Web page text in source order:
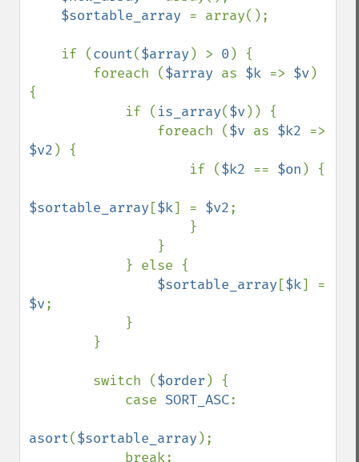
$sortable_array = array();
    if (
count($array ) > 0 ) {
        foreach (
$array as $k => $v)
{
            if (
is_array($v)) {
                foreach (
$v as $k2
$v2 ) {
                    if (
$k2 == $on ) {
$sortable_array [$k] = $v2;
$sortable_array [$k
$v;
        switch (
$order ) {
            case
SORT_ASC:
asort($sortable_array );